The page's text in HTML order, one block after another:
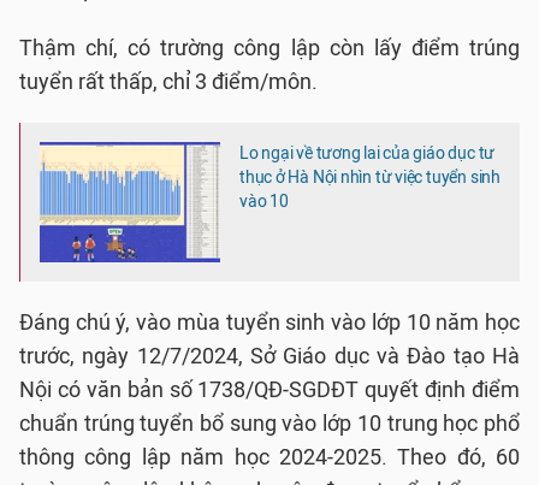
Thậm chí, có trường công lập còn lấy điểm trúng
tuyển rất thấp, chỉ 3 điểm/môn.
Lo ngại về tương lai của giáo dục tư
thục ở Hà Nội nhìn từ việc tuyển sinh
vào 10
Đáng chú ý, vào mùa tuyển sinh vào lớp 10 năm học
trước, ngày 12/7/2024, Sở Giáo dục và Đào tạo Hà
Nội có văn bản số 1738/QĐ-SGDĐT quyết định điểm
chuẩn trúng tuyển bổ sung vào lớp 10 trung học phổ
thông công lập năm học 2024-2025. Theo đó, 60